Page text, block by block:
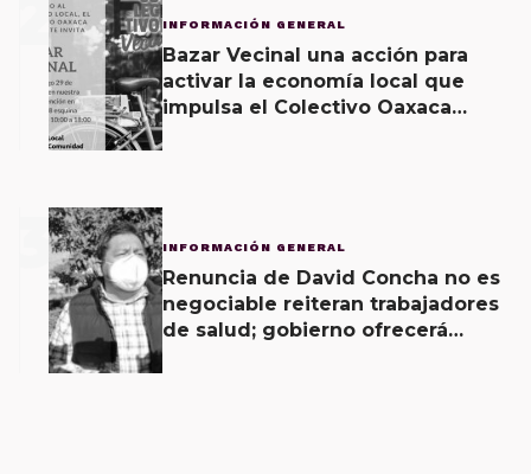
2 INFORMACIÓN GENERAL
Bazar Vecinal una acción para
activar la economía local que
impulsa el Colectivo Oaxaca
3 INFORMACIÓN GENERAL
Renuncia de David Concha no es
negociable reiteran trabajadores
de salud; gobierno ofrecerá